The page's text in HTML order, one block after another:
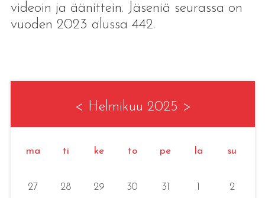
videoin ja äänittein. Jäseniä seurassa on
vuoden 2023 alussa 442.
< Helmikuu 2025 >
ma ti ke to pe la su
27 28 29 30 31 1 2